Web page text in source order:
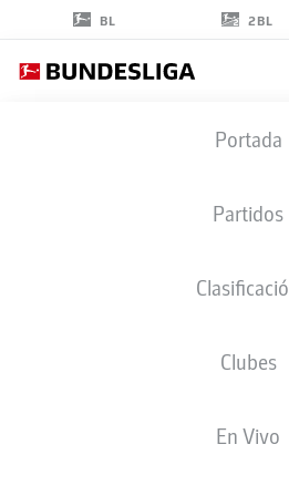
BL 2BL
Portada
Partidos
Clubes
En Vivo